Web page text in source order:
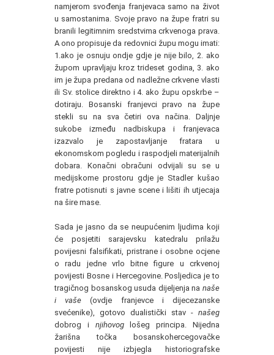
namjerom svođenja franjevaca samo na život
u samostanima. Svoje pravo na župe fratri su
branili legitimnim sredstvima crkvenoga prava.
A ono propisuje da redovnici župu mogu imati:
1.ako je osnuju ondje gdje je nije bilo, 2. ako
župom upravljaju kroz trideset godina, 3. ako
im je župa predana od nadležne crkvene vlasti
ili Sv. stolice direktno i 4. ako župu opskrbe –
dotiraju. Bosanski franjevci pravo na župe
stekli su na sva četiri ova načina. Daljnje
sukobe između nadbiskupa i franjevaca
izazvalo je zapostavljanje fratara u
ekonomskom pogledu i raspodjeli materijalnih
dobara. Konačni obračuni odvijali su se u
medijskome prostoru gdje je Stadler kušao
fratre potisnuti s javne scene i lišiti ih utjecaja
na šire mase.
Sada je jasno da se neupućenim ljudima koji
će posjetiti sarajevsku katedralu prilažu
povijesni falsifikati, pristrane i osobne ocjene
o radu jedne vrlo bitne figure u crkvenoj
povijesti Bosne i Hercegovine. Posljedica je to
tragičnog bosanskog usuda dijeljenja na naše
i vaše (ovdje franjevce i dijecezanske
svećenike), gotovo dualistički stav - našeg
dobrog i njihovoglošeg principa. Nijedna
žarišna točka bosanskohercegovačke
povijesti nije izbjegla historiografske